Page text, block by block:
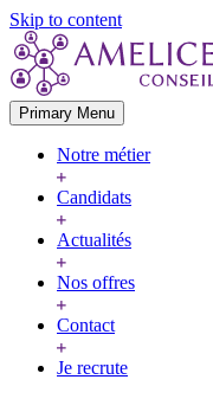
Skip to content
Primary Menu
Notre métier
Candidats
Actualités
Nos offres
Contact
Je recrute